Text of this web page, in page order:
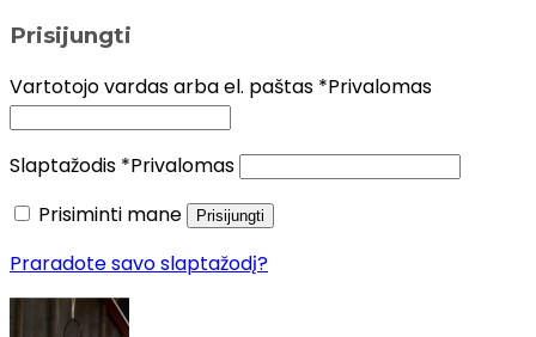
Prisijungti
Vartotojo vardas arba el. paštas *Privalomas
Slaptažodis *Privalomas
Prisiminti mane
Prisijungti
Praradote savo slaptažodį?